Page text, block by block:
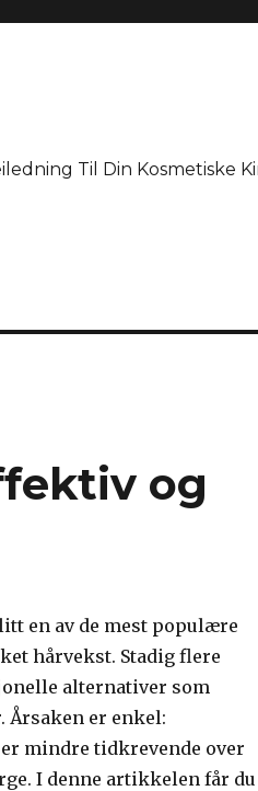
Til Din Kosmetiske
og
en av de mest populære
hårvekst. Stadig flere
alternativer som
er enkel:
mindre tidkrevende over
I denne artikkelen får du